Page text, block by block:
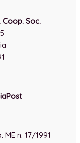
Coop. Soc.
ME n. 17/1991